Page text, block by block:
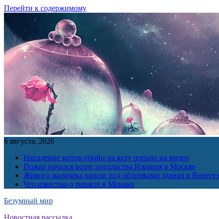
Перейти к содержимому
6 августа, 2026
Нападение китов-убийц на яхту попало на видео
Пожар начался возле посольства Израиля в Москве
Живого мальчика нашли под обломками здания в
Что известно о теракте в Монако
Безумный мир
Новостная рассылка